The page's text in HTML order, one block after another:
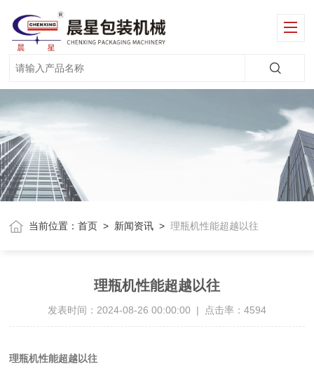
当前位置：首页 > 新闻资讯 >理瓶机性能超越以往
理瓶机性能超越以往
发表时间：2024-08-26 00:00:00 | 点击率：4594
理瓶机性能超越以往